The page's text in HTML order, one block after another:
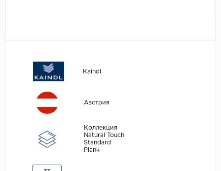
Kaindl
Австрия
Коллекция
Natural Touch
Standard
Plank